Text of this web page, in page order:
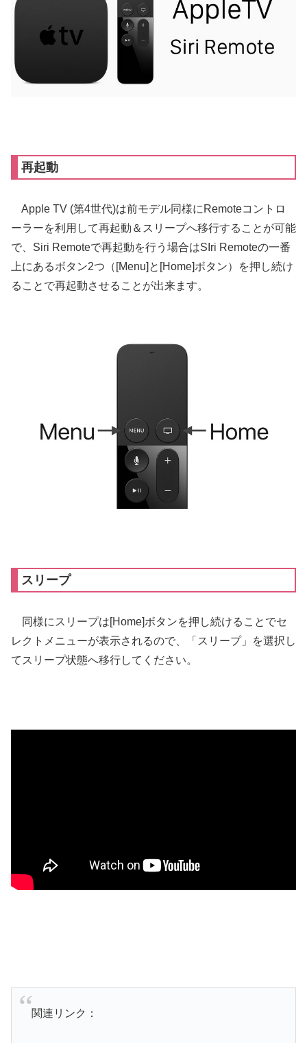
再起動
Apple TV (第4世代)は前モデル同様にRemoteコントロ
ーラーを利用して再起動＆スリープへ移行することが可能
で、Siri Remoteで再起動を行う場合はSIri Remoteの一番
上にあるボタン2つ（[Menu]と[Home]ボタン）を押し続け
ることで再起動させることが出来ます。
スリープ
同様にスリープは[Home]ボタンを押し続けることでセ
レクトメニューが表示されるので、「スリープ」を選択し
てスリープ状態へ移行してください。
関連リンク：